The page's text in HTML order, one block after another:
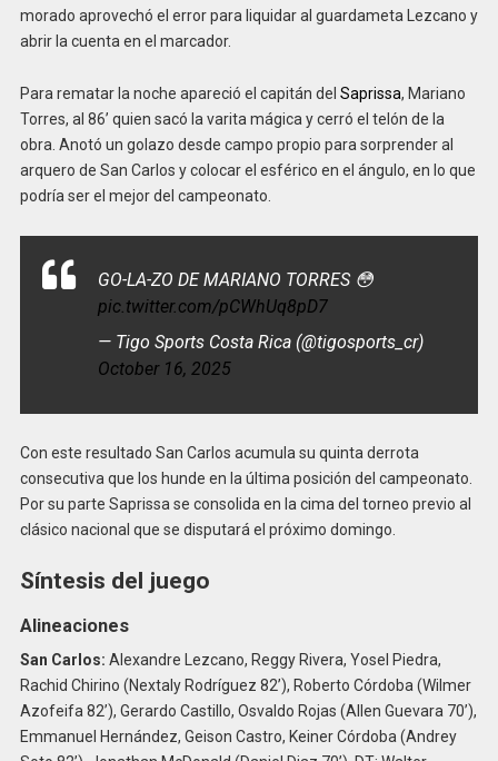
morado aprovechó el error para liquidar al guardameta Lezcano y
abrir la cuenta en el marcador.
Para rematar la noche apareció el capitán del Saprissa, Mariano
Torres, al 86’ quien sacó la varita mágica y cerró el telón de la
obra. Anotó un golazo desde campo propio para sorprender al
arquero de San Carlos y colocar el esférico en el ángulo, en lo que
podría ser el mejor del campeonato.
GO-LA-ZO DE MARIANO TORRES 😳
pic.twitter.com/pCWhUq8pD7
— Tigo Sports Costa Rica (@tigosports_cr)
October 16, 2025
Con este resultado San Carlos acumula su quinta derrota
consecutiva que los hunde en la última posición del campeonato.
Por su parte Saprissa se consolida en la cima del torneo previo al
clásico nacional que se disputará el próximo domingo.
Síntesis del juego
Alineaciones
San Carlos: Alexandre Lezcano, Reggy Rivera, Yosel Piedra,
Rachid Chirino (Nextaly Rodríguez 82’), Roberto Córdoba (Wilmer
Azofeifa 82’), Gerardo Castillo, Osvaldo Rojas (Allen Guevara 70’),
Emmanuel Hernández, Geison Castro, Keiner Córdoba (Andrey